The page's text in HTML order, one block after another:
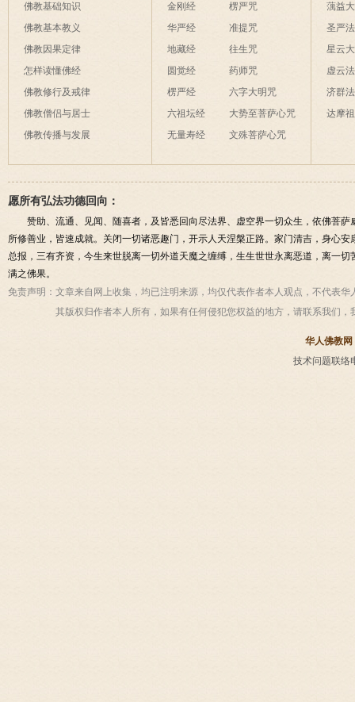
佛教基础知识
佛教基本教义
佛教因果定律
怎样读懂佛经
佛教修行及戒律
佛教僧侣与居士
佛教传播与发展
金刚经
华严经
地藏经
圆觉经
楞严经
六祖坛经
无量寿经
楞严咒
准提咒
往生咒
药师咒
六字大明咒
大势至菩萨心咒
文殊菩萨心咒
蕅益
圣严
星云
虚云
济群
达摩
愿所有弘法功德回向：
赞助、流通、见闻、随喜者，及皆悉回向尽法界、虚空界一切众生，依佛菩
所修善业，皆速成就。关闭一切诸恶趣门，开示人天涅槃正路。家门清吉，身心
总报，三有齐资，今生来世脱离一切外道天魔之缠缚，生生世世永离恶道，离一
满之佛果。
免责声明： 文章来自网上收集，均已注明来源，均仅代表作者本人观点，不代表
其版权归作者本人所有，如果有任何侵犯您权益的地方，请联系我们，
华人佛教网
技术问题联络